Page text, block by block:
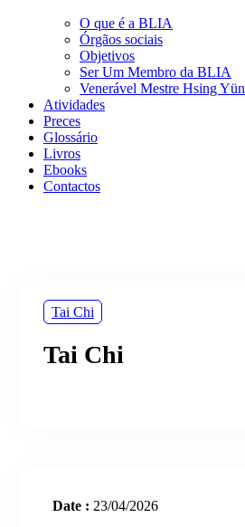
O que é a BLIA
Órgãos sociais
Objetivos
Ser Um Membro da BLIA
Venerável Mestre Hsing Yün
Atividades
Preces
Glossário
Livros
Ebooks
Contactos
Tai Chi
Tai Chi
Date : 23/04/2026